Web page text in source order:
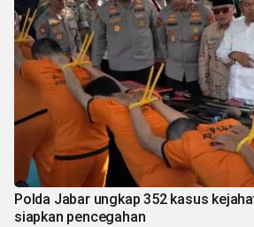
Polda Jabar ungkap 352 kasus
siapkan pencegahan